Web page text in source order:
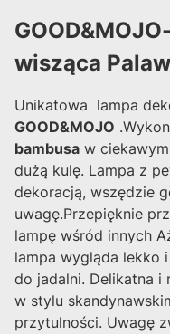
wisząca
Unikatowa lampa
GOOD&MOJO
bambusa w
dużą kulę. Lampa z
dekoracją, wszędzie
uwagę.Przepięknie
lampę wśród innych
lampa wygląda lekko
do jadalni. Delikatna i
w stylu
przytulności. Uwagę